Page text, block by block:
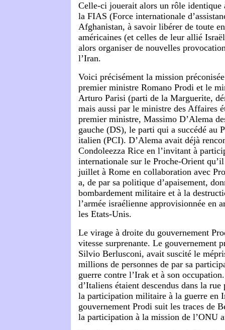
Celle-ci jouerait alors un rôle identique
la FIAS (Force internationale
Afghanistan, à savoir libérer de toute
américaines (et celles de leur allié
alors organiser de nouvelles
l’Iran.
Voici précisément la mission
premier ministre Romano Prodi et le
Arturo Parisi (parti de la Marguerite,
mais aussi par le ministre des Affaires
premier ministre, Massimo D’Alema
gauche (DS), le parti qui a succédé au
italien (PCI). D’Alema avait déjà
Condoleezza Rice en l’invitant à
internationale sur le Proche-Orient
juillet à Rome en collaboration avec
a, de par sa politique d’apaisement,
bombardement militaire et à la
l’armée israélienne approvisionnée en
les Etats-Unis.
Le virage à droite du gouvernement
vitesse surprenante. Le gouvernement
Silvio Berlusconi, avait suscité le
millions de personnes de par sa
guerre contre l’Irak et à son
d’Italiens étaient descendus dans la
la participation militaire à la guerre en
gouvernement Prodi suit les traces de
la participation à la mission de l’ONU